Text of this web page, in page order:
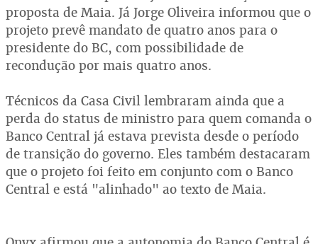
proposta de Maia. Já Jorge Oliveira informou que o
projeto prevê mandato de quatro anos para o
presidente do BC, com possibilidade de
recondução por mais quatro anos.
Técnicos da Casa Civil lembraram ainda que a
perda do status de ministro para quem comanda o
Banco Central já estava prevista desde o período
de transição do governo. Eles também destacaram
que o projeto foi feito em conjunto com o Banco
Central e está "alinhado" ao texto de Maia.